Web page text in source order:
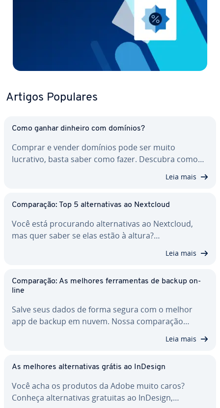
Artigos Populares
Como ganhar dinheiro com domínios?
Comprar e vender domínios pode ser muito
lucrativo, basta saber como fazer. Descubra como…
Leia mais
Com­pa­ra­ção: Top 5 al­ter­na­ti­vas ao Nextcloud
Você está pro­cu­rando al­ter­na­ti­vas ao Nextcloud,
mas quer saber se elas estão à altura?…
Leia mais
Com­pa­ra­ção: As melhores fer­ra­men­tas de backup on-
line
Salve seus dados de forma segura com o melhor
app de backup em nuvem. Nossa com­pa­ra­ção…
Leia mais
As melhores al­ter­na­ti­vas grátis ao InDesign
Você acha os produtos da Adobe muito caros?
Conheça al­ter­na­ti­vas gratuitas ao InDesign,…